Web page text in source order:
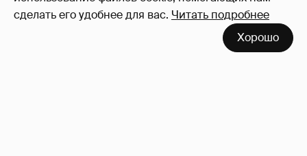
сделать его удобнее для вас. Читать подробнее
Хорошо